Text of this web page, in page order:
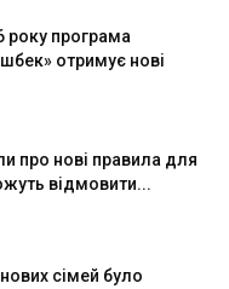
року програма
отримує нові
про нові правила для
відмовити...
сімей було